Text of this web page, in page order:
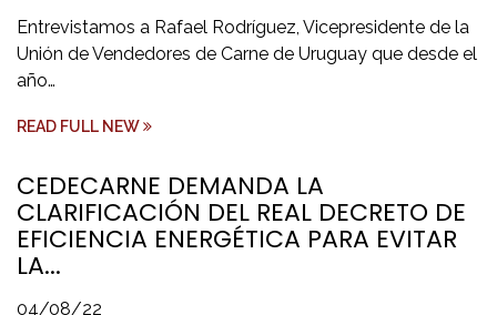
Entrevistamos a Rafael Rodríguez, Vicepresidente de la
Unión de Vendedores de Carne de Uruguay que desde el
año…
READ FULL NEW
CEDECARNE DEMANDA LA
CLARIFICACIÓN DEL REAL DECRETO DE
EFICIENCIA ENERGÉTICA PARA EVITAR
LA...
04/08/22